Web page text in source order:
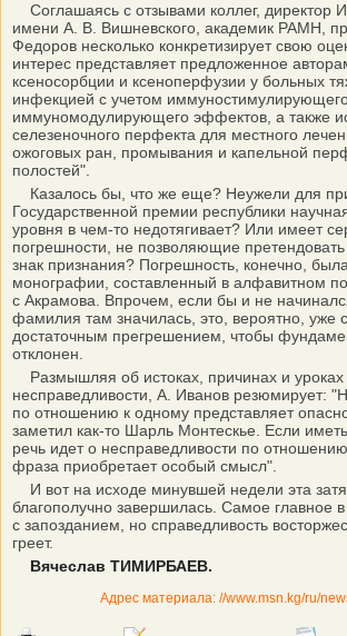
Соглашаясь с отзывами коллег, директор
имени А. В. Вишневского, академик РАМН,
Федоров несколько конкретизирует свою
интерес представляет предложенное
ксеносорбции и ксеноперфузии у больных
инфекцией с учетом
иммуномодулирующего эффектов, а также
селезеночного перфекта для местного
ожоговых ран, промывания и капельной
полостей".
Казалось бы, что же еще? Неужели для
Государственной премии республики
уровня в чем-то недотягивает? Или имеет
погрешности, не позволяющие претендовать
знак признания? Погрешность, конечно,
монографии, составленный в алфавитном
с Акрамова. Впрочем, если бы и не
фамилия там значилась, это, вероятно, уже
достаточным прегрешением, чтобы
отклонен.
Размышляя об истоках, причинах и
несправедливости, А. Иванов резюмирует:
по отношению к одному представляет
заметил как-то Шарль Монтескье. Если
речь идет о несправедливости по отношению
фраза приобретает особый смысл".
И вот на исходе минувшей недели эта
благополучно завершилась. Самое главное в
с запозданием, но справедливость
греет.
Вячеслав ТИМИРБАЕВ.
Адрес материала: //www.msn.kg/ru/